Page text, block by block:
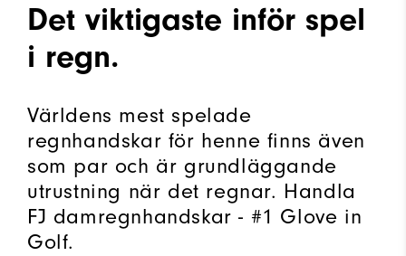
Det viktigaste inför spel
i regn.
Världens mest spelade
regnhandskar för henne finns även
som par och är grundläggande
utrustning när det regnar. Handla
FJ damregnhandskar - #1 Glove in
Golf.